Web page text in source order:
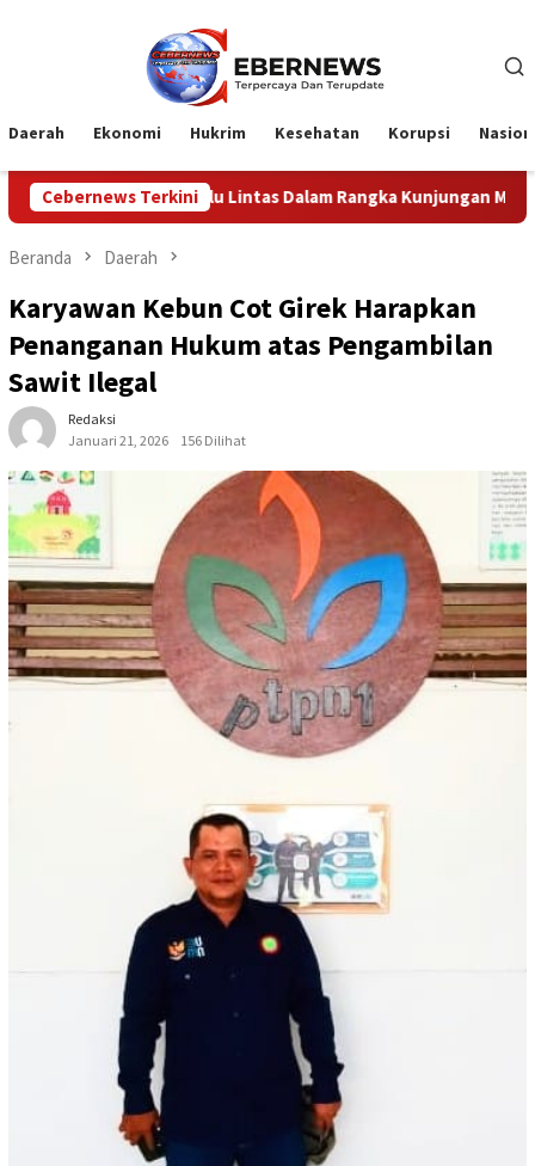
Daerah Ekonomi Hukrim Kesehatan Korupsi
Cebernews Terkini
Dalam Rangka Kunjungan Menteri Pertahanan RI
Beranda Daerah
Karyawan Kebun Cot Girek Harapkan
Penanganan Hukum atas Pengambilan
Sawit Ilegal
Redaksi
Januari 21, 2026
156 Dilihat